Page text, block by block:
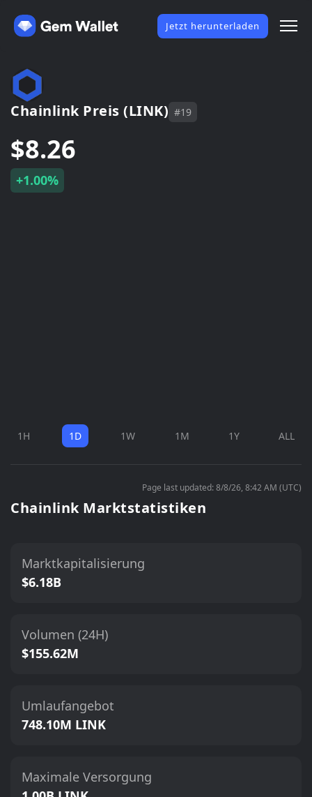
Jetzt herunterladen
Chainlink Preis (LINK) #19
$8.26
+1.00%
1H 1D 1W 1M 1Y ALL
Page last updated: 8/8/26, 8:42 AM (UTC)
Chainlink Marktstatistiken
Marktkapitalisierung
$6.18B
Volumen (24H)
$155.62M
Umlaufangebot
748.10M LINK
Maximale Versorgung